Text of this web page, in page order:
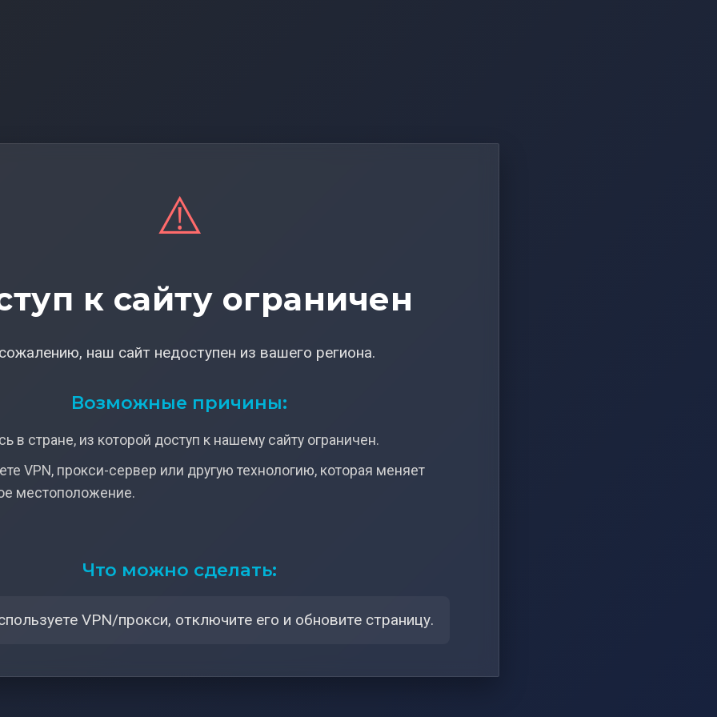
⚠️
к сайту ограничен
наш сайт недоступен из вашего региона.
Возможные причины:
в стране, из которой доступ к нашему сайту ограничен.
VPN, прокси-сервер или другую технологию, которая меняет
местоположение.
Что можно сделать:
VPN/прокси, отключите его и обновите страницу.